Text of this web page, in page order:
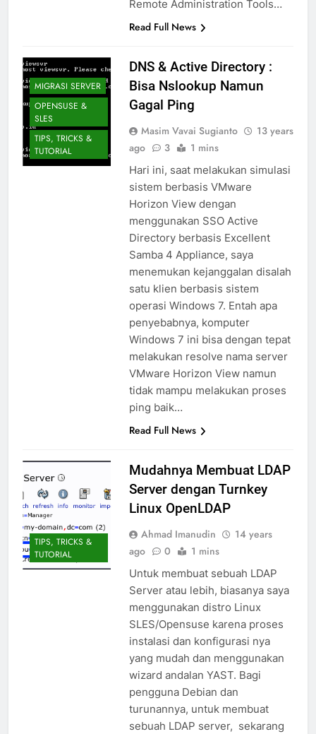
Remote Administration Tools…
Read Full News
MIGRASI SERVER
OPENSUSE &
SLES
TIPS, TRICKS &
TUTORIAL
DNS & Active Directory :
Bisa Nslookup Namun
Gagal Ping
Masim Vavai Sugianto
13 years
ago
3 1 mins
Hari ini, saat melakukan simulasi
sistem berbasis VMware
Horizon View dengan
menggunakan SSO Active
Directory berbasis Excellent
Samba 4 Appliance, saya
menemukan kejanggalan disalah
satu klien berbasis sistem
operasi Windows 7. Entah apa
penyebabnya, komputer
Windows 7 ini bisa dengan tepat
melakukan resolve nama server
VMware Horizon View namun
tidak mampu melakukan proses
ping baik…
Read Full News
TIPS, TRICKS &
TUTORIAL
Mudahnya Membuat LDAP
Server dengan Turnkey
Linux OpenLDAP
Ahmad Imanudin
14 years
ago
0 1 mins
Untuk membuat sebuah LDAP
Server atau lebih, biasanya saya
menggunakan distro Linux
SLES/Opensuse karena proses
instalasi dan konfigurasi nya
yang mudah dan menggunakan
wizard andalan YAST. Bagi
pengguna Debian dan
turunannya, untuk membuat
sebuah LDAP server, sekarang